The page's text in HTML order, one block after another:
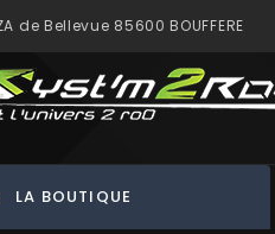
de Bellevue 85600 BOUFFERE
LA BOUTIQUE